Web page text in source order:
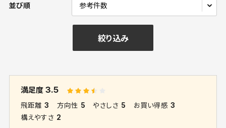
並び順
絞り込み
満足度3.5
飛距離 3 方向性 5 やさしさ 5 お買い得感 3
構えやすさ 2